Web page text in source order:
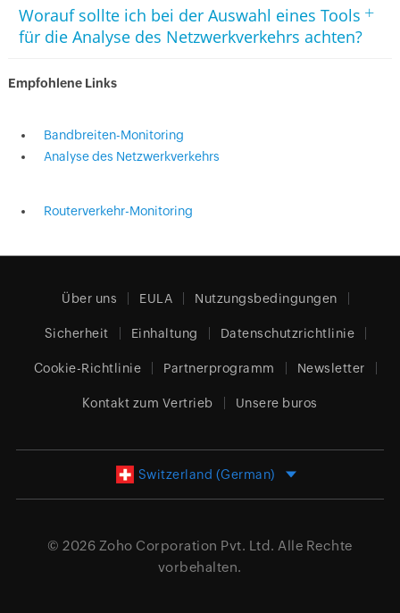
Worauf sollte ich bei der Auswahl eines Tools
für die Analyse des Netzwerkverkehrs achten?
+
Empfohlene Links
Bandbreiten-Monitoring
Analyse des Netzwerkverkehrs
Routerverkehr-Monitoring
Über uns EULA Nutzungsbedingungen
Sicherheit Einhaltung Datenschutzrichtlinie
Cookie-Richtlinie Partnerprogramm Newsletter
Kontakt zum Vertrieb Unsere buros
Switzerland (German)
© 2026 Zoho Corporation Pvt. Ltd. Alle Rechte
vorbehalten.